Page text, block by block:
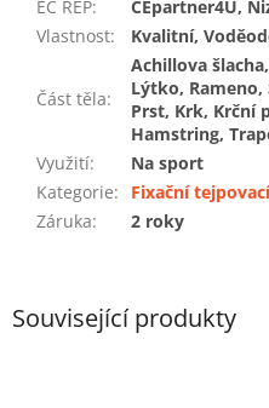
Související produkty
EC REP:
CEpartner4U,
Vlastnost: Kvalitní,
Část těla:
Achillova
Lýtko, Rameno,
Prst, Krk, Krční
Hamstring,
Využití:
Na sport
Kategorie:
Fixační
Záruka: 2 roky